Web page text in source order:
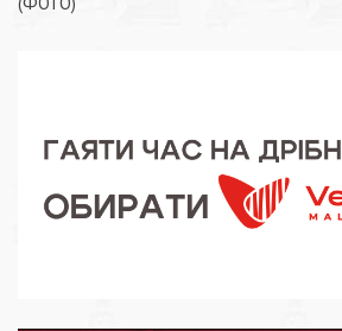
записів